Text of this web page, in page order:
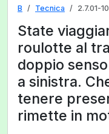
B Tecnica 2.7.01-
State
roulotte al
doppio
a sinistra.
tenere
rimette in